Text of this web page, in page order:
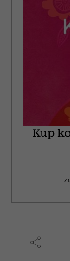
Kup